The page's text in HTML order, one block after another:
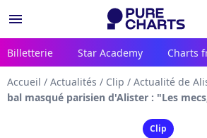
menu
Billetterie Star Academy Charts
Accueil / Actualités / Clip / Actualité de
bal masqué parisien d'Alister : "Les
Clip